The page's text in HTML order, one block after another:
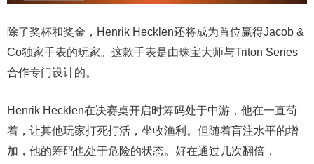
除了奖杯和奖金，Henrik Hecklen还将成为首位赢得Jacob &
Co独家手表的玩家。这款手表是由珠宝大师与Triton Series
合作专门设计的。
Henrik Hecklen在决赛桌开启时筹码处于中游，他在一直苟
着，让其他玩家打死打活，坐收渔利。但随着盲注水平的增
加，他的筹码也处于危险的状态。好在通过几次翻倍，